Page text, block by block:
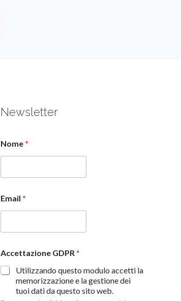
Newsletter
Nome*
Email *
Accettazione GDPR*
Utilizzando questo modulo accetti la
memorizzazione e la gestione dei
tuoi dati da questo sito web.